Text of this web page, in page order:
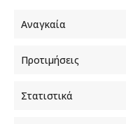
Αναγκαία
Προτιμήσεις
Στατιστικά